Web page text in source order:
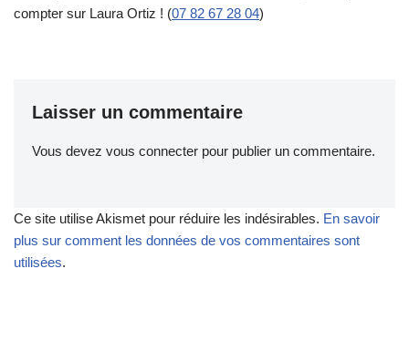
compter sur Laura Ortiz ! (07 82 67 28 04)
Laisser un commentaire
Vous devez vous connecter pour publier un commentaire.
Ce site utilise Akismet pour réduire les indésirables. En savoir
plus sur comment les données de vos commentaires sont
utilisées.